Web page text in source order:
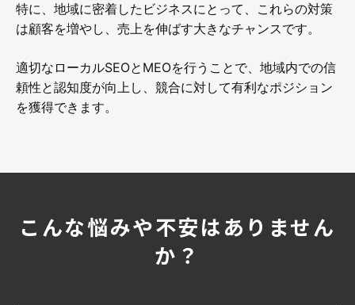
特に、地域に密着したビジネスにとって、これらの対策
は顧客を増やし、売上を伸ばす大きなチャンスです。
適切なローカルSEOとMEOを行うことで、地域内での信
頼性と認知度が向上し、競合に対して有利なポジション
を獲得できます。
こんな悩みや不安はありません
か？